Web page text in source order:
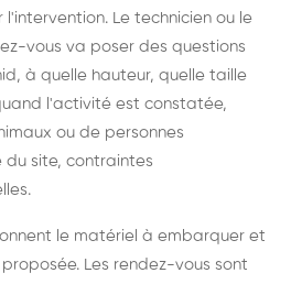
Le technicien ou le
vous va poser des questions
à quelle hauteur, quelle taille
l'activité est constatée,
ou de personnes
du site, contraintes
le matériel à embarquer et
Les rendez-vous sont